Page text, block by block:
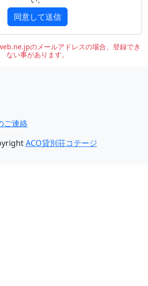
同意して送信
のメールアドレスの場合、登録でき
ない事があります。
ご連絡
ACO貸別荘コテージ